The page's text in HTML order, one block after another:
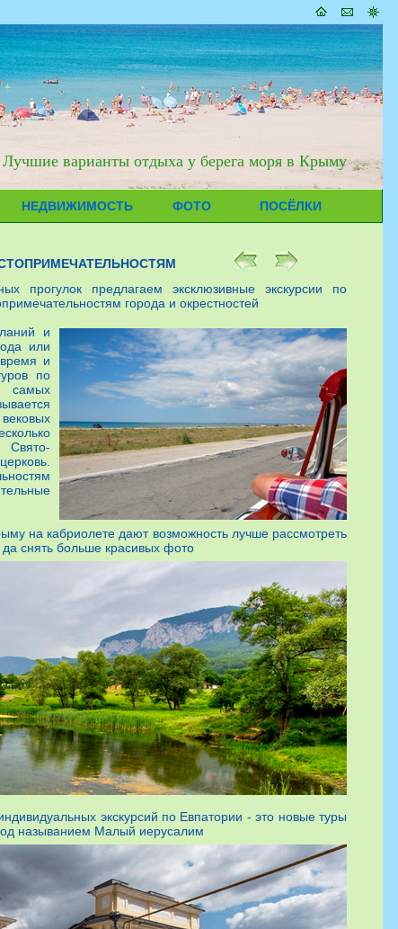
Лучшие варианты отдыха у берега моря в Крыму
НЕДВИЖИМОСТЬ ФОТО ПОСЁЛКИ
прогулок предлагаем эксклюзивные экскурсии по
города и окрестностей
и
или
и
по
самых
Свято-
на кабриолете дают возможность лучше рассмотреть
да снять больше красивых фото
экскурсий по Евпатории - это новые туры
называнием Малый иерусалим